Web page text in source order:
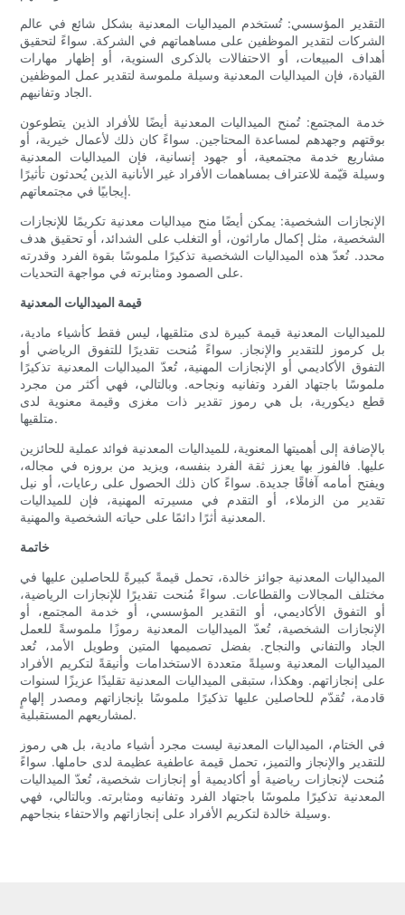
التقدير المؤسسي: تُستخدم الميداليات المعدنية بشكل شائع في عالم
الشركات لتقدير الموظفين على مساهماتهم في الشركة. سواءً لتحقيق
أهداف المبيعات، أو الاحتفالات بالذكرى السنوية، أو إظهار مهارات
القيادة، فإن الميداليات المعدنية وسيلة ملموسة لتقدير عمل الموظفين
الجاد وتفانيهم.
خدمة المجتمع: تُمنح الميداليات المعدنية أيضًا للأفراد الذين يتطوعون
بوقتهم وجهدهم لمساعدة المحتاجين. سواءً كان ذلك لأعمال خيرية، أو
مشاريع خدمة مجتمعية، أو جهود إنسانية، فإن الميداليات المعدنية
وسيلة قيّمة للاعتراف بمساهمات الأفراد غير الأنانية الذين يُحدثون تأثيرًا
إيجابيًا في مجتمعاتهم.
الإنجازات الشخصية: يمكن أيضًا منح ميداليات معدنية تكريمًا للإنجازات
الشخصية، مثل إكمال ماراثون، أو التغلب على الشدائد، أو تحقيق هدف
محدد. تُعدّ هذه الميداليات الشخصية تذكيرًا ملموسًا بقوة الفرد وقدرته
على الصمود ومثابرته في مواجهة التحديات.
قيمة الميداليات المعدنية
للميداليات المعدنية قيمة كبيرة لدى متلقيها، ليس فقط كأشياء مادية،
بل كرموز للتقدير والإنجاز. سواءً مُنحت تقديرًا للتفوق الرياضي أو
التفوق الأكاديمي أو الإنجازات المهنية، تُعدّ الميداليات المعدنية تذكيرًا
ملموسًا باجتهاد الفرد وتفانيه ونجاحه. وبالتالي، فهي أكثر من مجرد
قطع ديكورية، بل هي رموز تقدير ذات مغزى وقيمة معنوية لدى
متلقيها.
بالإضافة إلى أهميتها المعنوية، للميداليات المعدنية فوائد عملية للحائزين
عليها. فالفوز بها يعزز ثقة الفرد بنفسه، ويزيد من بروزه في مجاله،
ويفتح أمامه آفاقًا جديدة. سواءً كان ذلك الحصول على رعايات، أو نيل
تقدير من الزملاء، أو التقدم في مسيرته المهنية، فإن للميداليات
المعدنية أثرًا دائمًا على حياته الشخصية والمهنية.
خاتمة
الميداليات المعدنية جوائز خالدة، تحمل قيمةً كبيرةً للحاصلين عليها في
مختلف المجالات والقطاعات. سواءً مُنحت تقديرًا للإنجازات الرياضية،
أو التفوق الأكاديمي، أو التقدير المؤسسي، أو خدمة المجتمع، أو
الإنجازات الشخصية، تُعدّ الميداليات المعدنية رموزًا ملموسةً للعمل
الجاد والتفاني والنجاح. بفضل تصميمها المتين وطويل الأمد، تُعد
الميداليات المعدنية وسيلةً متعددة الاستخدامات وأنيقةً لتكريم الأفراد
على إنجازاتهم. وهكذا، ستبقى الميداليات المعدنية تقليدًا عزيزًا لسنوات
قادمة، تُقدّم للحاصلين عليها تذكيرًا ملموسًا بإنجازاتهم ومصدر إلهامٍ
لمشاريعهم المستقبلية.
في الختام، الميداليات المعدنية ليست مجرد أشياء مادية، بل هي رموز
للتقدير والإنجاز والتميز، تحمل قيمة عاطفية عظيمة لدى حاملها. سواءً
مُنحت لإنجازات رياضية أو أكاديمية أو إنجازات شخصية، تُعدّ الميداليات
المعدنية تذكيرًا ملموسًا باجتهاد الفرد وتفانيه ومثابرته. وبالتالي، فهي
وسيلة خالدة لتكريم الأفراد على إنجازاتهم والاحتفاء بنجاحهم.